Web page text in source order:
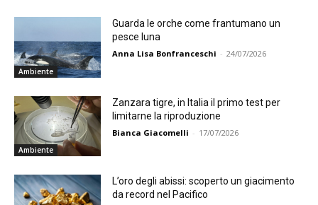
Ambiente
Guarda le orche come frantumano un
pesce luna
Anna Lisa Bonfranceschi - 24/07/2026
Ambiente
Zanzara tigre, in Italia il primo test per
limitarne la riproduzione
Bianca Giacomelli - 17/07/2026
L’oro degli abissi: scoperto un giacimento
da record nel Pacifico